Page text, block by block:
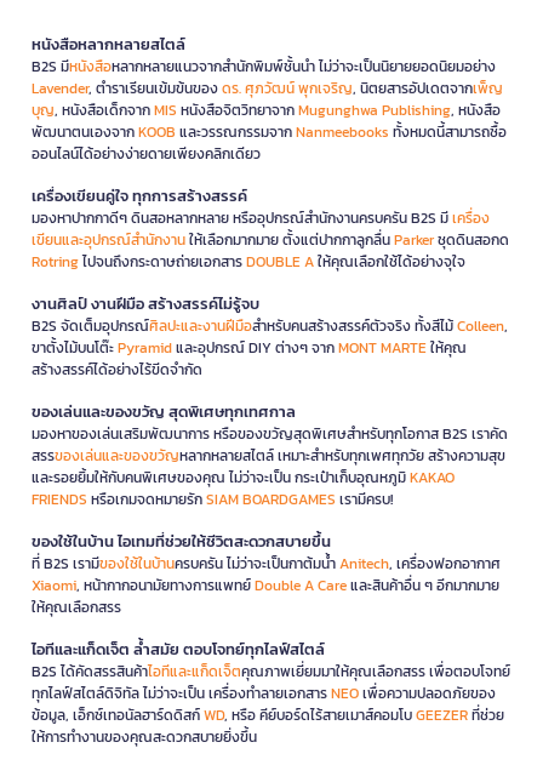
หนังสือหลากหลายสไตล์
B2S มีหนังสือหลากหลายแนวจากสำนักพิมพ์ชั้นนำ ไม่ว่าจะเป็นนิยายยอดนิยมอย่าง
Lavender, ตำราเรียนเข้มข้นของดร. ศุภวัฒน์ พุกเจริญ, นิตยสารอัปเดตจากเพ็ญ
บุญ, หนังสือเด็กจากMIS หนังสือจิตวิทยาจากMugunghwa Publishing, หนังสือ
พัฒนาตนเองจากKOOB และวรรณกรรมจากNanmeebooks ทั้งหมดนี้สามารถซื้อ
ออนไลน์ได้อย่างง่ายดายเพียงคลิกเดียว
เครื่องเขียนคู่ใจ ทุกการสร้างสรรค์
มองหาปากกาดีๆ ดินสอหลากหลาย หรืออุปกรณ์สำนักงานครบครัน B2S มีเครื่อง
เขียนและอุปกรณ์สำนักงานให้เลือกมากมาย ตั้งแต่ปากกาลูกลื่นParkerชุดดินสอกด
Rotringไปจนถึงกระดาษถ่ายเอกสารDOUBLE Aให้คุณเลือกใช้ได้อย่างจุใจ
งานศิลป์ งานฝีมือ สร้างสรรค์ไม่รู้จบ
B2S จัดเต็มอุปกรณ์ศิลปะและงานฝีมือสำหรับคนสร้างสรรค์ตัวจริง ทั้งสีไม้Colleen,
ขาตั้งไม้บนโต๊ะPyramidและอุปกรณ์ DIY ต่างๆ จากMONT MARTEให้คุณ
สร้างสรรค์ได้อย่างไร้ขีดจำกัด
ของเล่นและของขวัญ สุดพิเศษทุกเทศกาล
มองหาของเล่นเสริมพัฒนาการ หรือของขวัญสุดพิเศษสำหรับทุกโอกาส B2S เราคัด
สรรของเล่นและของขวัญหลากหลายสไตล์ เหมาะสำหรับทุกเพศทุกวัย สร้างความสุข
และรอยยิ้มให้กับคนพิเศษของคุณ ไม่ว่าจะเป็น กระเป๋าเก็บอุณหภูมิKAKAO
FRIENDS หรือเกมจดหมายรักSIAM BOARDGAMES เรามีครบ!
ของใช้ในบ้าน ไอเทมที่ช่วยให้ชีวิตสะดวกสบายขึ้น
ที่ B2S เรามีของใช้ในบ้านครบครัน ไม่ว่าจะเป็นกาต้มน้ำAnitech, เครื่องฟอกอากาศ
Xiaomi, หน้ากากอนามัยทางการแพทย์Double A Careและสินค้าอื่น ๆ อีกมากมาย
ให้คุณเลือกสรร
ไอทีและแก็ดเจ็ต ล้ำสมัย ตอบโจทย์ทุกไลฟ์สไตล์
B2S ได้คัดสรรสินค้าไอทีและแก็ดเจ็ตคุณภาพเยี่ยมมาให้คุณเลือกสรร เพื่อตอบโจทย์
ทุกไลฟ์สไตล์ดิจิทัล ไม่ว่าจะเป็น เครื่องทำลายเอกสารNEOเพื่อความปลอดภัยของ
ข้อมูล, เอ็กซ์เทอนัลฮาร์ดดิสก์WD, หรือ คีย์บอร์ดไร้สายเมาส์คอมโบGEEZERที่ช่วย
ให้การทำงานของคุณสะดวกสบายยิ่งขึ้น